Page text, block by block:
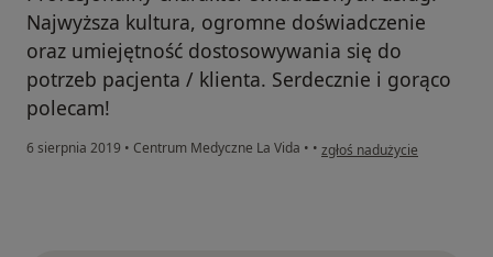
Najwyższa kultura, ogromne doświadczenie
oraz umiejętność dostosowywania się do
potrzeb pacjenta / klienta. Serdecznie i gorąco
polecam!
6 sierpnia 2019 • Centrum Medyczne La Vida • • w opinii użytkownika Konto
zgłoś nadużycie